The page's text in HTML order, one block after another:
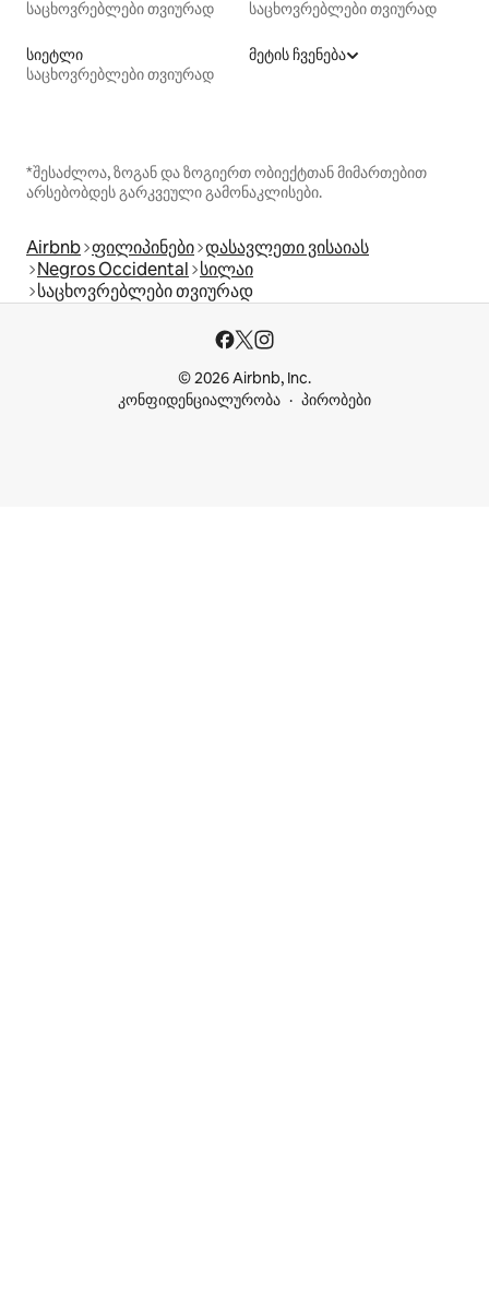
საცხოვრებლები თვიურად საცხოვრებლები თვიურად
სიეტლი
საცხოვრებლები თვიურად
მეტის ჩვენება
*შესაძლოა, ზოგან და ზოგიერთ ობიექტთან მიმართებით
არსებობდეს გარკვეული გამონაკლისები.
Airbnb ფილიპინები დასავლეთი ვისაიას
Negros Occidental სილაი
საცხოვრებლები თვიურად
© 2026 Airbnb, Inc.
კონფიდენციალურობა
პირობები